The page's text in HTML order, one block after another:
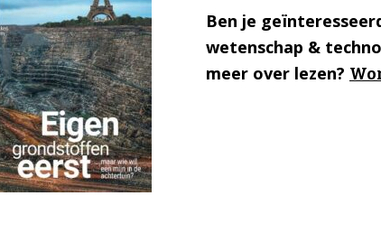
Ben je
wetenschap &
meer over lezen?